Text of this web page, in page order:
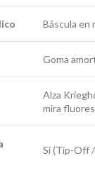
Báscula en
Goma
Alza
mira
Sí (Tip-Off